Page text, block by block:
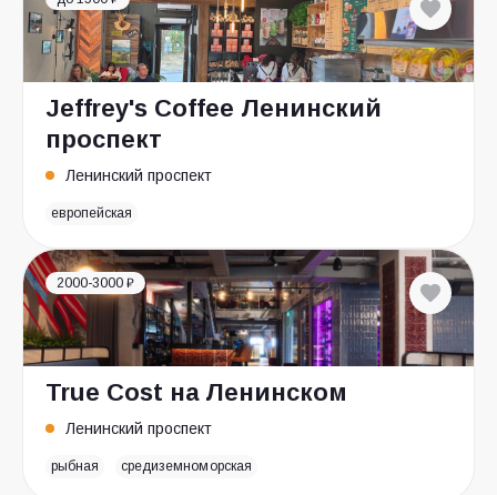
Jeffrey's Coffee Ленинский
проспект
Ленинский проспект
европейская
2000-3000 ₽
True Cost на Ленинском
Ленинский проспект
рыбная средиземноморская